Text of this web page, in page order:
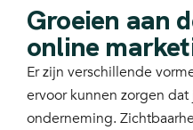
Groeien aan
online
Er zijn verschillende
ervoor kunnen zorgen
onderneming.